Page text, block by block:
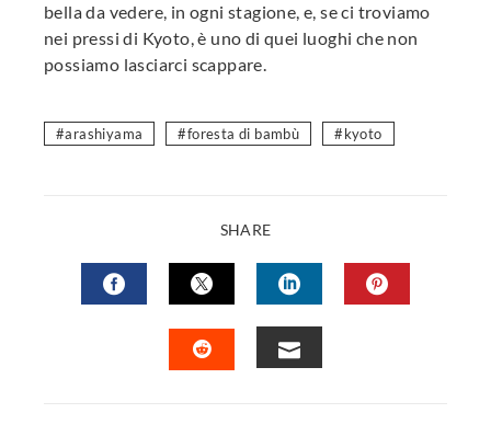
bella da vedere, in ogni stagione, e, se ci troviamo
nei pressi di Kyoto, è uno di quei luoghi che non
possiamo lasciarci scappare.
arashiyama foresta di bambù kyoto
SHARE
FACEBOOKTWITTERLINKEDIN